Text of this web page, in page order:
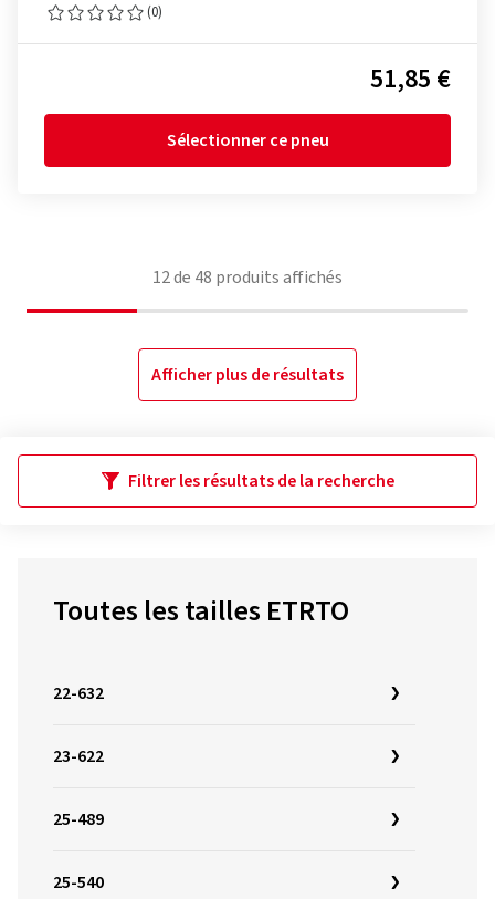
(0)
51,85 €
Sélectionner ce pneu
12de 48 produits affichés
Afficher plus de résultats
Filtrer les résultats de la recherche
Toutes les tailles ETRTO
22-632
23-622
25-489
25-540